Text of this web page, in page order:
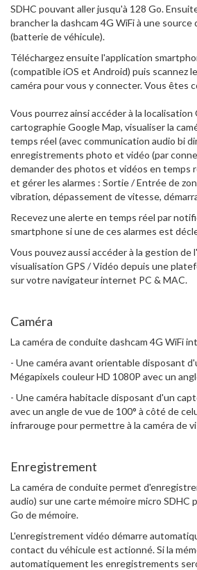
SDHC pouvant aller jusqu'à 128 Go.
brancher la dashcam 4G WiFi à une
(batterie de véhicule).
Téléchargez ensuite l'application
(compatible iOS et Android) puis scannez
caméra pour vous y connecter. Vous êtes
Vous pourrez ainsi accéder à la localisation
cartographie Google Map, visualiser la
temps réel (avec communication audio bi
enregistrements photo et vidéo (par
demander des photos et vidéos en temps
et gérer les alarmes : Sortie / Entrée de
vibration, dépassement de vitesse,
Recevez une alerte en temps réel par
smartphone si une de ces alarmes est
Vous pouvez aussi accéder à la gestion de
visualisation GPS / Vidéo depuis une
sur votre navigateur internet PC & MAC.
Caméra
La caméra de conduite dashcam 4G WiFi
- Une caméra avant orientable disposant
Mégapixels couleur HD 1080P avec un
- Une caméra habitacle disposant d'un
avec un angle de vue de 100° à côté de
infrarouge pour permettre à la caméra de
Enregistrement
La caméra de conduite permet
audio) sur une carte mémoire micro SDHC
Go de mémoire.
L'enregistrement vidéo démarre
contact du véhicule est actionné. Si la
automatiquement les enregistrements